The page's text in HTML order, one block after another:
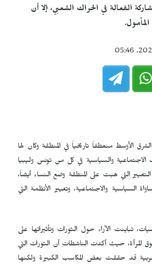
الفعالة في الحراك الشعبي، إلا أن
الأوسط منعطفاً تاريخياً في المنطقة وكان لها
الاجتماعية والسياسية في كل من تونس وليبيا
التي هبت على المنطقة وضع النساء أيضاً،
السياسية والاجتماعية، وتغيير الأنظمة التي
تباينت الآراء حول الثورات وتأثيراتها على
المرأة، حيث أكدت الناشطات أن الثورات التي
قد حققت بعض المكاسب الكبيرة ولكنها